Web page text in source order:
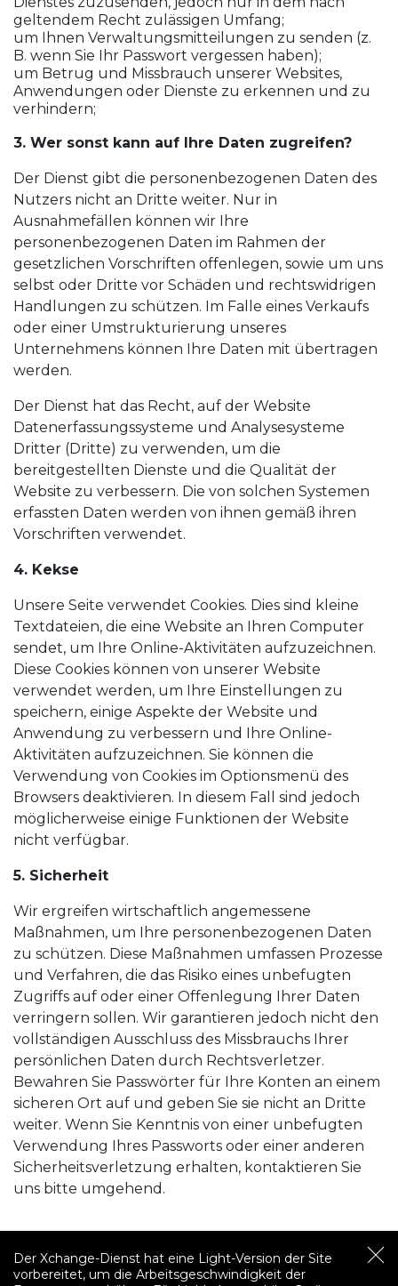
geltendem Recht zulässigen Umfang;
um Ihnen Verwaltungsmitteilungen zu senden (z.
B. wenn Sie Ihr Passwort vergessen haben);
um Betrug und Missbrauch unserer Websites,
Anwendungen oder Dienste zu erkennen und zu
verhindern;
3. Wer sonst kann auf Ihre Daten zugreifen?
Der Dienst gibt die personenbezogenen Daten des
Nutzers nicht an Dritte weiter. Nur in
Ausnahmefällen können wir Ihre
personenbezogenen Daten im Rahmen der
gesetzlichen Vorschriften offenlegen, sowie um uns
selbst oder Dritte vor Schäden und rechtswidrigen
Handlungen zu schützen. Im Falle eines Verkaufs
oder einer Umstrukturierung unseres
Unternehmens können Ihre Daten mit übertragen
werden.
Der Dienst hat das Recht, auf der Website
Datenerfassungssysteme und Analysesysteme
Dritter (Dritte) zu verwenden, um die
bereitgestellten Dienste und die Qualität der
Website zu verbessern. Die von solchen Systemen
erfassten Daten werden von ihnen gemäß ihren
Vorschriften verwendet.
4. Kekse
Unsere Seite verwendet Cookies. Dies sind kleine
Textdateien, die eine Website an Ihren Computer
sendet, um Ihre Online-Aktivitäten aufzuzeichnen.
Diese Cookies können von unserer Website
verwendet werden, um Ihre Einstellungen zu
speichern, einige Aspekte der Website und
Anwendung zu verbessern und Ihre Online-
Aktivitäten aufzuzeichnen. Sie können die
Verwendung von Cookies im Optionsmenü des
Browsers deaktivieren. In diesem Fall sind jedoch
möglicherweise einige Funktionen der Website
nicht verfügbar.
5. Sicherheit
Wir ergreifen wirtschaftlich angemessene
Maßnahmen, um Ihre personenbezogenen Daten
zu schützen. Diese Maßnahmen umfassen Prozesse
und Verfahren, die das Risiko eines unbefugten
Zugriffs auf oder einer Offenlegung Ihrer Daten
verringern sollen. Wir garantieren jedoch nicht den
vollständigen Ausschluss des Missbrauchs Ihrer
persönlichen Daten durch Rechtsverletzer.
Bewahren Sie Passwörter für Ihre Konten an einem
sicheren Ort auf und geben Sie sie nicht an Dritte
weiter. Wenn Sie Kenntnis von einer unbefugten
Verwendung Ihres Passworts oder einer anderen
Sicherheitsverletzung erhalten, kontaktieren Sie
uns bitte umgehend.
Der Xchange-Dienst hat eine Light-Version der Site
vorbereitet, um die Arbeitsgeschwindigkeit der